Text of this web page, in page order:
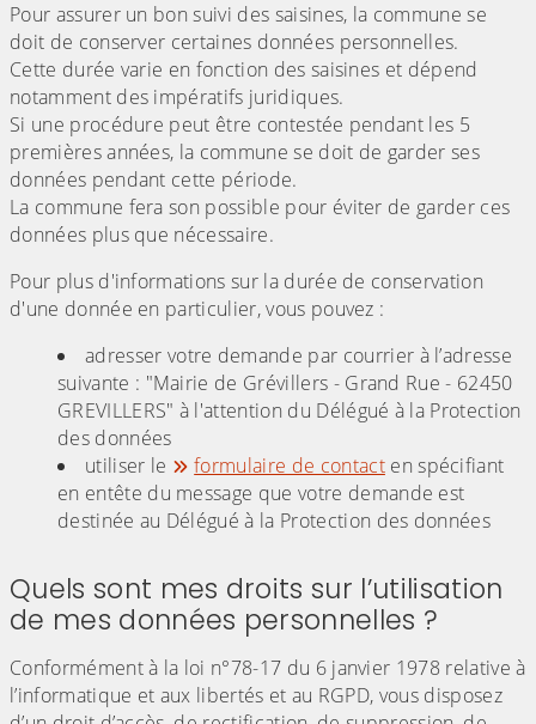
Pour assurer un bon suivi des saisines, la commune se
doit de conserver certaines données personnelles.
Cette durée varie en fonction des saisines et dépend
notamment des impératifs juridiques.
Si une procédure peut être contestée pendant les 5
premières années, la commune se doit de garder ses
données pendant cette période.
La commune fera son possible pour éviter de garder ces
données plus que nécessaire.
Pour plus d'informations sur la durée de conservation
d'une donnée en particulier, vous pouvez :
adresser votre demande par courrier à l’adresse
suivante : "Mairie de Grévillers - Grand Rue - 62450
GREVILLERS" à l'attention du Délégué à la Protection
des données
utiliser le
formulaire de contacten spécifiant
en entête du message que votre demande est
destinée au Délégué à la Protection des données
Quels sont mes droits sur l’utilisation
de mes données personnelles ?
Conformément à la loi n°78-17 du 6 janvier 1978 relative à
l’informatique et aux libertés et au RGPD, vous disposez